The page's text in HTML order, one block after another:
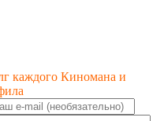
каждого Киномана и